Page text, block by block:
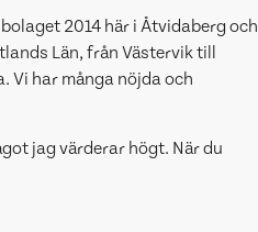
2014 här i Åtvidaberg och
Län, från Västervik till
Vi har många nöjda och
jag värderar högt. När du